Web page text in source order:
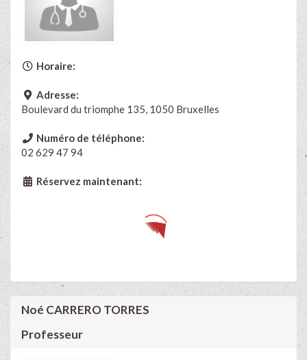
Horaire:
Adresse:
Boulevard du triomphe 135, 1050 Bruxelles
Numéro de téléphone:
02 629 47 94
Réservez maintenant:
Noé CARRERO TORRES
Professeur